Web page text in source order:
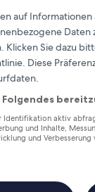
jede
auf Informationen
Daten
Klicken Sie dazu
Diese
Identifikation aktiv
und Inhalte,
und Verbesserung